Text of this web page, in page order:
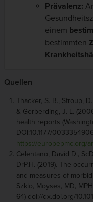
Prävalenz:
einem
bestimmten
Quellen
Thacker, S. B., Stroup,
& Gerberding, J. L.
health reports
DOI:10.1177/
https://europepmc.org/
Celentano, David D.,
DrP.H. (2019). The
and measures of
Szklo, Moyses, MD,
64) doi://dx.doi.org/